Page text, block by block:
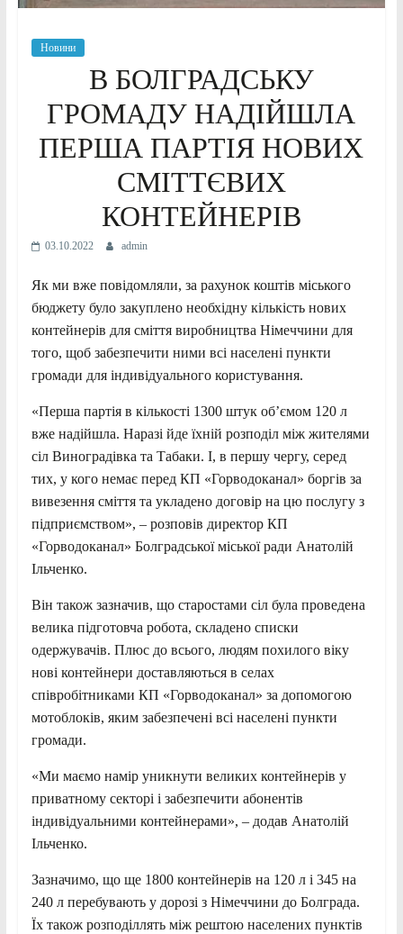
Новини
В БОЛГРАДСЬКУ
ГРОМАДУ НАДІЙШЛА
ПЕРША ПАРТІЯ НОВИХ
СМІТТЄВИХ
КОНТЕЙНЕРІВ
03.10.2022 admin
Як ми вже повідомляли, за рахунок коштів міського
бюджету було закуплено необхідну кількість нових
контейнерів для сміття виробництва Німеччини для
того, щоб забезпечити ними всі населені пункти
громади для індивідуального користування.
«Перша партія в кількості 1300 штук об’ємом 120 л
вже надійшла. Наразі йде їхній розподіл між жителями
сіл Виноградівка та Табаки. І, в першу чергу, серед
тих, у кого немає перед КП «Горводоканал» боргів за
вивезення сміття та укладено договір на цю послугу з
підприємством», – розповів директор КП
«Горводоканал» Болградської міської ради Анатолій
Ільченко.
Він також зазначив, що старостами сіл була проведена
велика підготовча робота, складено списки
одержувачів. Плюс до всього, людям похилого віку
нові контейнери доставляються в селах
співробітниками КП «Горводоканал» за допомогою
мотоблоків, яким забезпечені всі населені пункти
громади.
«Ми маємо намір уникнути великих контейнерів у
приватному секторі і забезпечити абонентів
індивідуальними контейнерами», – додав Анатолій
Ільченко.
Зазначимо, що ще 1800 контейнерів на 120 л і 345 на
240 л перебувають у дорозі з Німеччини до Болграда.
Їх також розподіллять між рештою населених пунктів